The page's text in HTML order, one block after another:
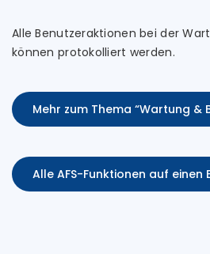
Alle Benutzeraktionen bei der
können protokolliert werden.
Mehr zum Thema “Wartung &
Alle AFS-Funktionen auf einen